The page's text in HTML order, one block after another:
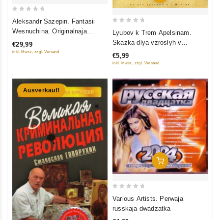
5
Aleksandr Sazepin. Fantasii
Wesnuchina. Originalnaja
musyka k filmu
€29,99
inkl. Mwst., zzgl. Versand
out
5
Lyubov k Trem Apelsinam.
Skazka dlya vzroslyh v
ispolnenii Sergeya Bezrukova
€5,99
inkl. Mwst., zzgl. Versand
Ausverkauf!
In Den Warenkorb
Various Artists. Perwaja
russkaja dwadzatka